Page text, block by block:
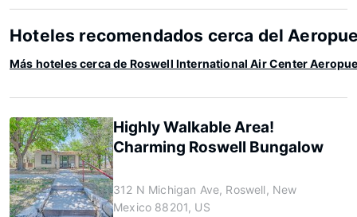
Hoteles recomendados cerca del
Más hoteles cerca de Roswell International Air Center
Highly Walkable Area!
Charming Roswell Bungalow
312 N Michigan Ave, Roswell, New
Mexico 88201, US